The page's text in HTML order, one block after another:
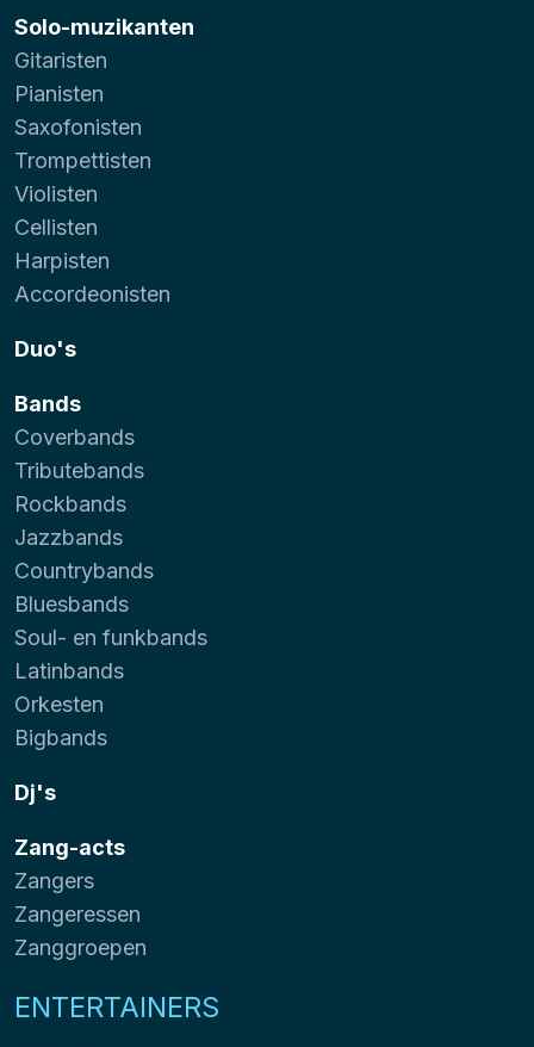
Solo-muzikanten
Gitaristen
Pianisten
Saxofonisten
Trompettisten
Violisten
Cellisten
Harpisten
Accordeonisten
Duo's
Bands
Coverbands
Tributebands
Rockbands
Jazzbands
Countrybands
Bluesbands
Soul- en funkbands
Latinbands
Orkesten
Bigbands
Dj's
Zang-acts
Zangers
Zangeressen
Zanggroepen
ENTERTAINERS